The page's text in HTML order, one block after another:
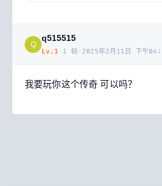
Q
q515515
Lv. 1 · 1 帖 · 2025年2月11日 下午
我要玩你这个传奇 可以吗？